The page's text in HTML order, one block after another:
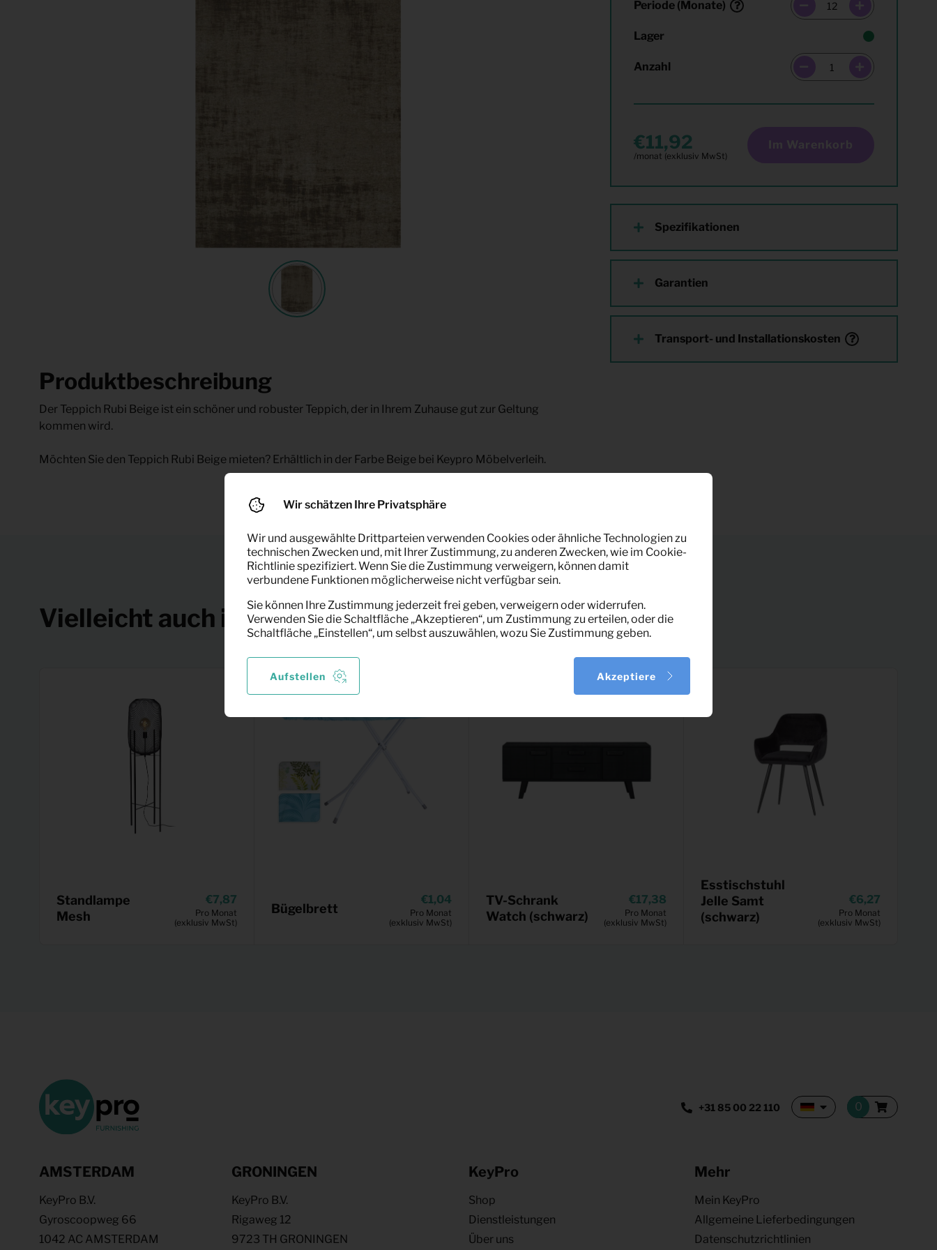
Periode (Monate)
Lager
Anzahl
11,92 Im Warenkorb
Spezifikationen
Garantien
Transport- und Installationskosten
Produktbeschreibung
Der Teppich Rubi Beige ist ein schöner und robuster Teppich, der in Ihrem Zuhause gut zur Geltung
kommen wird.
Möchten Sie den Teppich Rubi Beige mieten? Erhältlich in der Farbe Beige bei Keypro Möbelverleih.
Vielleicht auch interessant
Standlampe
Mesh
7,87
Pro Monat
(exklusiv MwSt)
Bügelbrett
1,04
Pro Monat
(exklusiv MwSt)
TV-Schrank
Watch (schwarz)
17,38
Pro Monat
(exklusiv MwSt)
Esstischstuhl
Jelle Samt
(schwarz)
6,27
Pro Monat
(exklusiv MwSt)
+31 85 00 22 110
AMSTERDAM
KeyPro B.V.
Gyroscoopweg 66
1042 AC AMSTERDAM
GRONINGEN
KeyPro B.V.
Rigaweg 12
9723 TH GRONINGEN
KeyPro
Shop
Dienstleistungen
Über uns
Mehr
Mein KeyPro
Allgemeine Lieferbedingungen
Datenschutzrichtlinien
Wir schätzen Ihre Privatsphäre
Wir und ausgewählte Drittparteien verwenden Cookies oder ähnliche Technologien zu
technischen Zwecken und, mit Ihrer Zustimmung, zu anderen Zwecken, wie im Cookie-
Richtlinie spezifiziert. Wenn Sie die Zustimmung verweigern, können damit
verbundene Funktionen möglicherweise nicht verfügbar sein.
Sie können Ihre Zustimmung jederzeit frei geben, verweigern oder widerrufen.
Verwenden Sie die Schaltfläche „Akzeptieren“, um Zustimmung zu erteilen, oder die
Schaltfläche „Einstellen“, um selbst auszuwählen, wozu Sie Zustimmung geben.
Aufstellen Akzeptiere